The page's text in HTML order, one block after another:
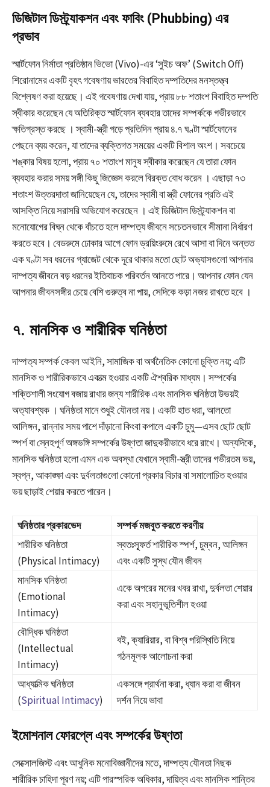
ডিজিটাল ডিস্ট্র্যাকশন এবং ফাবিং (Phubbing) এর
প্রভাব
স্মার্টফোন নির্মাতা প্রতিষ্ঠান ভিভো (Vivo)-এর ‘সুইচ অফ’ (Switch Off)
শিরোনামের একটি বৃহৎ গবেষণায় ভারতের বিবাহিত দম্পতিদের মনস্তত্ত্ব
বিশ্লেষণ করা হয়েছে। এই গবেষণায় দেখা যায়, প্রায় ৮৮ শতাংশ বিবাহিত দম্পতি
স্বীকার করেছেন যে অতিরিক্ত স্মার্টফোন ব্যবহার তাদের সম্পর্ককে গভীরভাবে
ক্ষতিগ্রস্ত করছে । স্বামী-স্ত্রী গড়ে প্রতিদিন প্রায় ৪.৭ ঘণ্টা স্মার্টফোনের
পেছনে ব্যয় করেন, যা তাদের ব্যক্তিগত সময়ের একটি বিশাল অংশ। সবচেয়ে
শঙ্কার বিষয় হলো, প্রায় ৭০ শতাংশ মানুষ স্বীকার করেছেন যে তারা ফোন
ব্যবহার করার সময় সঙ্গী কিছু জিজ্ঞেস করলে বিরক্ত বোধ করেন । এছাড়া ৭৩
শতাংশ উত্তরদাতা জানিয়েছেন যে, তাদের স্বামী বা স্ত্রী ফোনের প্রতি এই
আসক্তি নিয়ে সরাসরি অভিযোগ করেছেন । এই ডিজিটাল ডিস্ট্র্যাকশন বা
মনোযোগের বিঘ্ন থেকে বাঁচতে হলে দাম্পত্য জীবনে সচেতনভাবে সীমানা নির্ধারণ
করতে হবে। বেডরুমে ঢোকার আগে ফোন ড্রয়িংরুমে রেখে আসা বা দিনে অন্তত
এক ঘণ্টা সব ধরনের গ্যাজেট থেকে দূরে থাকার মতো ছোট অভ্যাসগুলো আপনার
দাম্পত্য জীবনে বড় ধরনের ইতিবাচক পরিবর্তন আনতে পারে। আপনার ফোন যেন
আপনার জীবনসঙ্গীর চেয়ে বেশি গুরুত্ব না পায়, সেদিকে কড়া নজর রাখতে হবে ।
৭. মানসিক ও শারীরিক ঘনিষ্ঠতা
দাম্পত্য সম্পর্ক কেবল আইনি, সামাজিক বা অর্থনৈতিক কোনো চুক্তি নয়; এটি
মানসিক ও শারীরিকভাবে একাত্ম হওয়ার একটি ঐশ্বরিক মাধ্যম। সম্পর্কের
শক্তিশালী সংযোগ বজায় রাখার জন্য শারীরিক এবং মানসিক ঘনিষ্ঠতা উভয়ই
অত্যাবশ্যক । ঘনিষ্ঠতা মানে শুধুই যৌনতা নয়। একটি হাত ধরা, আলতো
আলিঙ্গন, রান্নার সময় পাশে দাঁড়ানো কিংবা কপালে একটি চুমু—এসব ছোট ছোট
স্পর্শ বা স্নেহপূর্ণ অঙ্গভঙ্গি সম্পর্কের উষ্ণতা জাদুকরীভাবে ধরে রাখে। অন্যদিকে,
মানসিক ঘনিষ্ঠতা হলো এমন এক অবস্থা যেখানে স্বামী-স্ত্রী তাদের গভীরতম ভয়,
স্বপ্ন, আকাঙ্ক্ষা এবং দুর্বলতাগুলো কোনো প্রকার বিচার বা সমালোচিত হওয়ার
ভয় ছাড়াই শেয়ার করতে পারেন।
ঘনিষ্ঠতার প্রকারভেদ
সম্পর্ক মজবুত করতে করণীয়
শারীরিক ঘনিষ্ঠতা
(Physical Intimacy)
স্বতঃস্ফূর্ত শারীরিক স্পর্শ, চুম্বন, আলিঙ্গন
এবং একটি সুস্থ যৌন জীবন
মানসিক ঘনিষ্ঠতা
(Emotional
Intimacy)
একে অপরের মনের খবর রাখা, দুর্বলতা শেয়ার
করা এবং সহানুভূতিশীল হওয়া
বৌদ্ধিক ঘনিষ্ঠতা
(Intellectual
Intimacy)
বই, ক্যারিয়ার, বা বিশ্ব পরিস্থিতি নিয়ে
গঠনমূলক আলোচনা করা
আধ্যাত্মিক ঘনিষ্ঠতা
(Spiritual Intimacy)
একসঙ্গে প্রার্থনা করা, ধ্যান করা বা জীবন
দর্শন নিয়ে ভাবা
ইমোশনাল ফোরপ্লে এবং সম্পর্কের উষ্ণতা
সেক্সোলজিস্ট এবং আধুনিক মনোবিজ্ঞানীদের মতে, দাম্পত্য যৌনতা নিছক
শারীরিক চাহিদা পূরণ নয়; এটি পারস্পরিক অধিকার, দায়িত্ব এবং মানসিক শান্তির